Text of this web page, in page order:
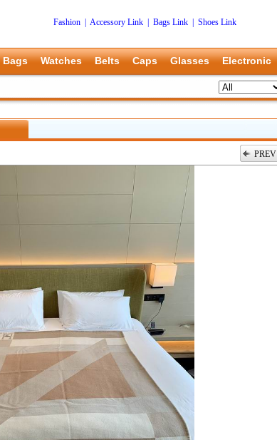
Fashion Accessory Link Bags Link
Shoes Link
Bags Watches Belts Caps Glasses Electronic
PREV